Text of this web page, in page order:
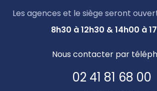
Les agences et le siège seront
8h30 à 12h30 & 14h00 à
Nous contacter par
02 41 81 68 00